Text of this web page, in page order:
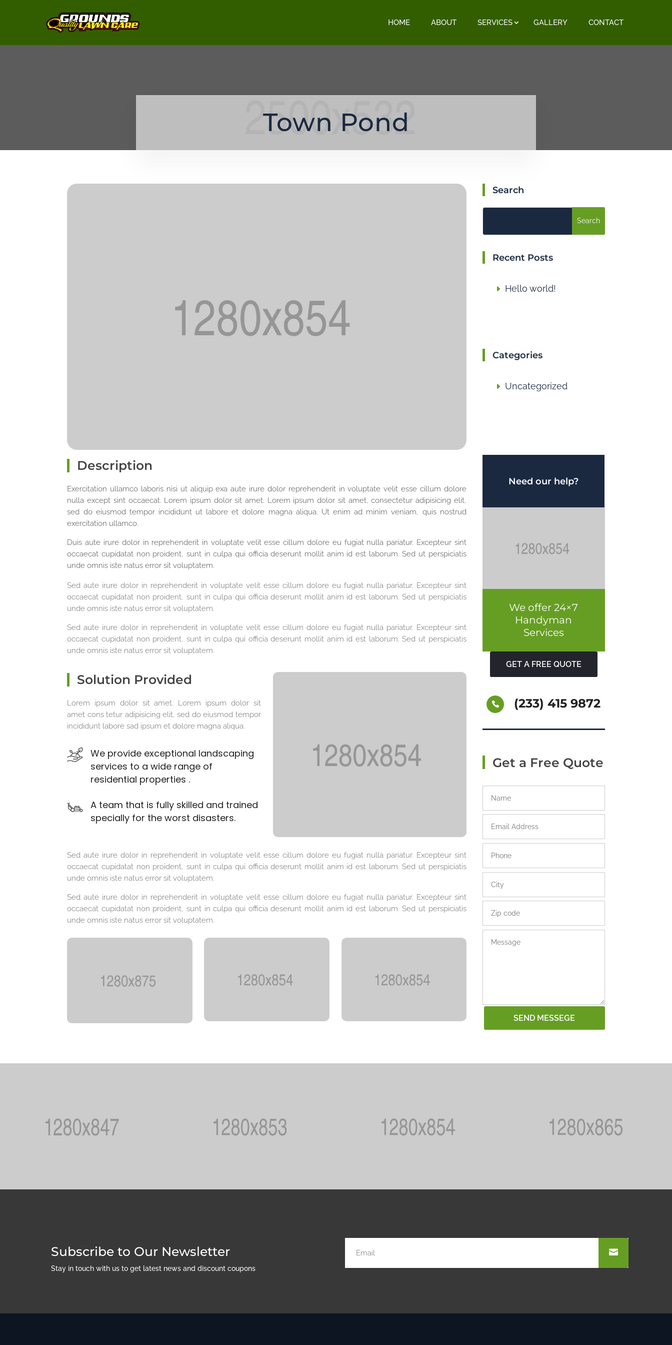
HOME ABOUT SERVICES GALLERY CONTACT
Town Pond
Description
Exercitation ullamco laboris nisi ut aliquip exa aute irure dolor reprehenderit in voluptate velit esse cillum dolore
nulla except sint occaecat. Lorem ipsum dolor sit amet. Lorem ipsum dolor sit amet, consectetur adipisicing elit,
sed do eiusmod tempor incididunt ut labore et dolore magna aliqua. Ut enim ad minim veniam, quis nostrud
exercitation ullamco.
Duis aute irure dolor in reprehenderit in voluptate velit esse cillum dolore eu fugiat nulla pariatur. Excepteur sint
occaecat cupidatat non proident, sunt in culpa qui officia deserunt mollit anim id est laborum. Sed ut perspiciatis
unde omnis iste natus error sit voluptatem.
Sed aute irure dolor in reprehenderit in voluptate velit esse cillum dolore eu fugiat nulla pariatur. Excepteur sint
occaecat cupidatat non proident, sunt in culpa qui officia deserunt mollit anim id est laborum. Sed ut perspiciatis
unde omnis iste natus error sit voluptatem.
Sed aute irure dolor in reprehenderit in voluptate velit esse cillum dolore eu fugiat nulla pariatur. Excepteur sint
occaecat cupidatat non proident, sunt in culpa qui officia deserunt mollit anim id est laborum. Sed ut perspiciatis
unde omnis iste natus error sit voluptatem.
Solution Provided
Lorem ipsum dolor sit amet. Lorem ipsum dolor sit
amet cons tetur adipisicing elit, sed do eiusmod tempor
incididunt labore sad ipsum et dolore magna aliqua.
We provide exceptional landscaping
services to a wide range of
residential properties .
A team that is fully skilled and trained
specially for the worst disasters.
Sed aute irure dolor in reprehenderit in voluptate velit esse cillum dolore eu fugiat nulla pariatur. Excepteur sint
occaecat cupidatat non proident, sunt in culpa qui officia deserunt mollit anim id est laborum. Sed ut perspiciatis
unde omnis iste natus error sit voluptatem.
Sed aute irure dolor in reprehenderit in voluptate velit esse cillum dolore eu fugiat nulla pariatur. Excepteur sint
occaecat cupidatat non proident, sunt in culpa qui officia deserunt mollit anim id est laborum. Sed ut perspiciatis
unde omnis iste natus error sit voluptatem.
Search
Recent Posts
Hello world!
Categories
Uncategorized
Need our help?
We offer 24×7
Handyman
Services
GET A FREE QUOTE
(233) 415 9872
Get a Free Quote
SEND MESSEGE
Subscribe to Our Newsletter
Stay in touch with us to get latest news and discount coupons